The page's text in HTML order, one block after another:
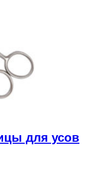
для усов